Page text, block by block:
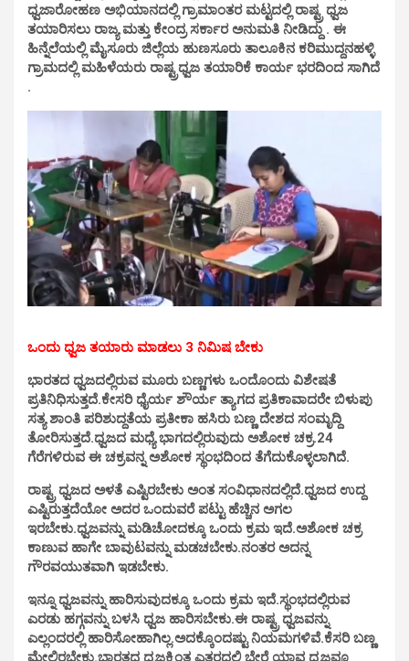
ಧ್ವಜಾರೋಹಣ ಅಭಿಯಾನದಲ್ಲಿ ಗ್ರಾಮಾಂತರ ಮಟ್ಟದಲ್ಲಿ ರಾಷ್ಟ್ರ ಧ್ವಜ
ತಯಾರಿಸಲು ರಾಜ್ಯ ಮತ್ತು ಕೇಂದ್ರ ಸರ್ಕಾರ ಅನುಮತಿ ನೀಡಿದ್ದು . ಈ
ಹಿನ್ನೆಲೆಯಲ್ಲಿ ಮೈಸೂರು ಜಿಲ್ಲೆಯ ಹುಣಸೂರು ತಾಲೂಕಿನ ಕರಿಮುದ್ದನಹಳ್ಳಿ
ಗ್ರಾಮದಲ್ಲಿ ಮಹಿಳೆಯರು ರಾಷ್ಟ್ರಧ್ವಜ ತಯಾರಿಕೆ ಕಾರ್ಯ ಭರದಿಂದ ಸಾಗಿದೆ
.
ಒಂದು ಧ್ವಜ ತಯಾರು ಮಾಡಲು 3 ನಿಮಿಷ ಬೇಕು
ಭಾರತದ ಧ್ವಜದಲ್ಲಿರುವ ಮೂರು ಬಣ್ಣಗಳು ಒಂದೊಂದು ವಿಶೇಷತೆ
ಪ್ರತಿನಿಧಿಸುತ್ತದೆ.ಕೇಸರಿ ಧೈರ್ಯ ಶೌರ್ಯ ತ್ಯಾಗದ ಪ್ರತಿಕಾವಾದರೇ ಬಿಳುಪು
ಸತ್ಯ ಶಾಂತಿ ಪರಿಶುದ್ದತೆಯ ಪ್ರತೀಕಾ ಹಸಿರು ಬಣ್ಣ ದೇಶದ ಸಂಮೃದ್ದಿ
ತೋರಿಸುತ್ತದೆ.ಧ್ವಜದ ಮಧ್ಯೆ ಭಾಗದಲ್ಲಿರುವುದು ಅಶೋಕ ಚಕ್ರ.24
ಗೆರೆಗಳಿರುವ ಈ ಚಕ್ರವನ್ನ ಅಶೋಕ ಸ್ಥಂಭದಿಂದ ತೆಗೆದುಕೊಳ್ಳಲಾಗಿದೆ.
ರಾಷ್ಟ್ರ ಧ್ವಜದ ಅಳತೆ ಎಷ್ಟಿರಬೇಕು ಅಂತ ಸಂವಿಧಾನದಲ್ಲಿದೆ.ಧ್ವಜದ ಉದ್ದ
ಎಷ್ಟಿರುತ್ತದೆಯೋ ಅದರ ಒಂದುವರೆ ಪಟ್ಟು ಹೆಚ್ಚಿನ ಅಗಲ
ಇರಬೇಕು.ಧ್ವಜವನ್ನು ಮಡಿಚೋದಕ್ಕೂ ಒಂದು ಕ್ರಮ ಇದೆ.ಅಶೋಕ ಚಕ್ರ
ಕಾಣುವ ಹಾಗೇ ಬಾವುಟವನ್ನು ಮಡಚಬೇಕು.ನಂತರ ಅದನ್ನ
ಗೌರವಯುತವಾಗಿ ಇಡಬೇಕು.
ಇನ್ನೂ ಧ್ವಜವನ್ನು ಹಾರಿಸುವುದಕ್ಕೂ ಒಂದು ಕ್ರಮ ಇದೆ.ಸ್ಥಂಭದಲ್ಲಿರುವ
ಎರಡು ಹಗ್ಗವನ್ನು ಬಳಸಿ ಧ್ವಜ ಹಾರಿಸಬೇಕು.ಈ ರಾಷ್ಟ್ರ ಧ್ವಜವನ್ನು
ಎಲ್ಲಂದರಲ್ಲಿ ಹಾರಿಸೋಹಾಗಿಲ್ಲ.ಅದಕ್ಕೊಂದಷ್ಟು ನಿಯಮಗಳಿವೆ.ಕೆಸರಿ ಬಣ್ಣ
ಮೇಲಿರಬೇಕು.ಭಾರತದ ಧ್ವಜಕ್ಕಿಂತ ಎತ್ತರದಲ್ಲಿ ಬೇರೆ ಯಾವ ಧ್ವಜವೂ